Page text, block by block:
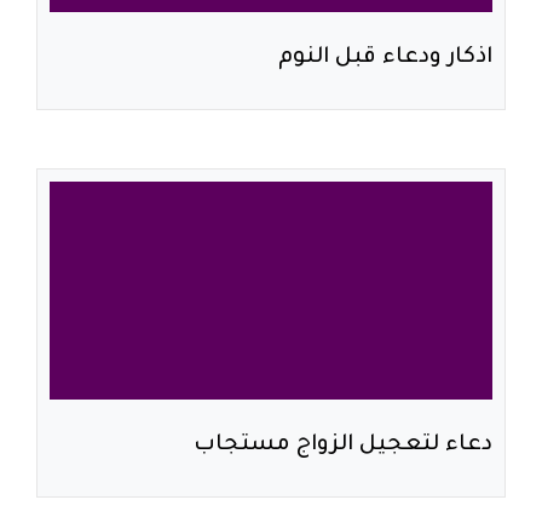
اذكار ودعاء قبل النوم
دعاء لتعجيل الزواج مستجاب